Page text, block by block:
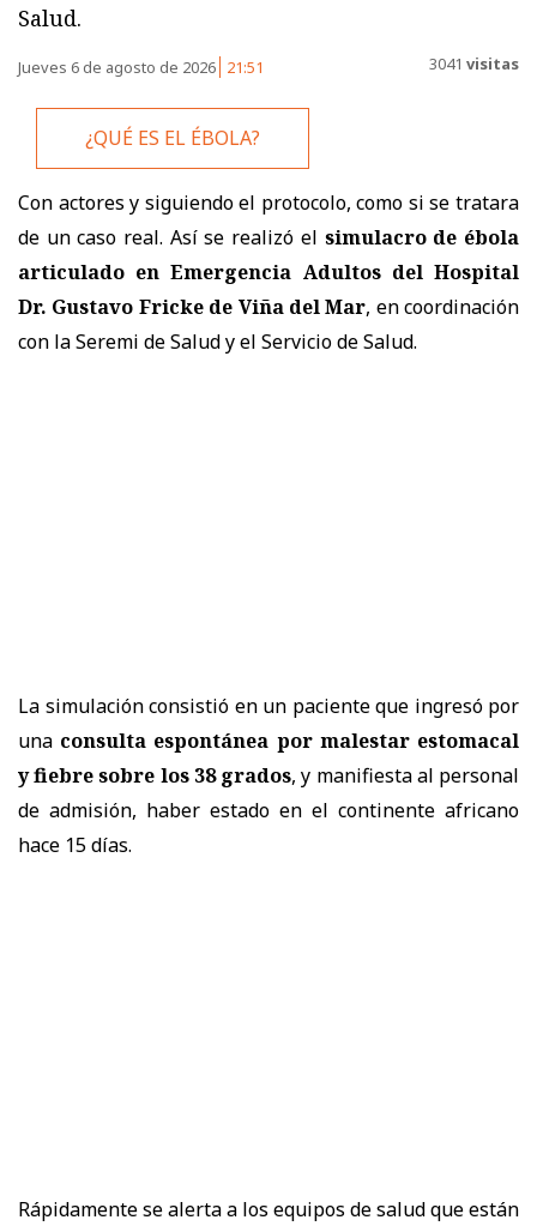
Salud.
Jueves 6 de agosto de 2026 21:51 3041 visitas
¿QUÉ ES EL ÉBOLA?
Con actores y siguiendo el protocolo, como si se tratara
de un caso real. Así se realizó el simulacro de ébola
articulado en Emergencia Adultos del Hospital
Dr. Gustavo Fricke de Viña del Mar, en coordinación
con la Seremi de Salud y el Servicio de Salud.
La simulación consistió en un paciente que ingresó por
una consulta espontánea por malestar estomacal
y fiebre sobre los 38 grados, y manifiesta al personal
de admisión, haber estado en el continente africano
hace 15 días.
Rápidamente se alerta a los equipos de salud que están